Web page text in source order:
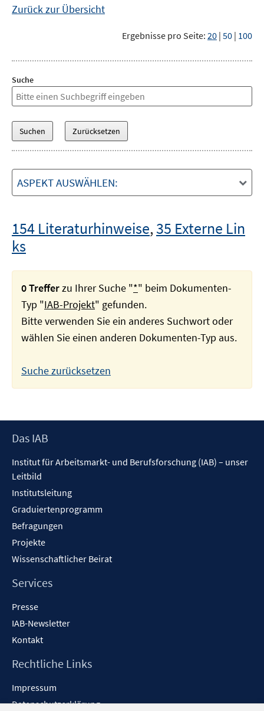
Zurück zur Übersicht
Ergebnisse pro Seite: 20 | 50 | 100
Suche
ASPEKT AUSWÄHLEN:
154 Literaturhinweise,35 Externe Lin
ks
0 Trefferzu Ihrer Suche "*" beim Dokumenten-
Typ "IAB-Projekt" gefunden.
Bitte verwenden Sie ein anderes Suchwort oder
wählen Sie einen anderen Dokumenten-Typ aus.
Suche zurücksetzen
Footer
Das IAB
Institut für Arbeitsmarkt- und Berufsforschung (IAB) – unser
Leitbild
Institutsleitung
Graduiertenprogramm
Befragungen
Projekte
Wissenschaftlicher Beirat
Services
Presse
IAB-Newsletter
Kontakt
Rechtliche Links
Impressum
Datenschutzerklärung